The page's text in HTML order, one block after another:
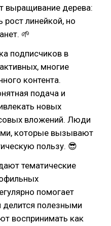
выращивание дерева:
линейкой, но
🌱
подписчиков в
многие
контента.
подача и
новых
вложений. Люди
которые вызывают
пользу. 😎
тематические
помогает
полезными
воспринимать как